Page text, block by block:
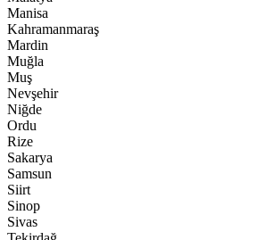
Manisa
Kahramanmaraş
Mardin
Muğla
Muş
Nevşehir
Niğde
Ordu
Rize
Sakarya
Samsun
Siirt
Sinop
Sivas